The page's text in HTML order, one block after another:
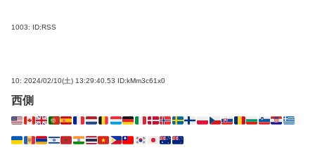
1003: ID:RSS
10: 2024/02/10(土) 13:29:40.53 ID:kMm3c61x0
西側